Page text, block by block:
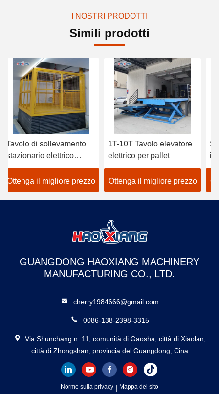
I NOSTRI PRODOTTI
Simili prodotti
sollevamento
elettrico
migliore prezzo
1T-10T Tavolo elevatore
elettrico per pallet
Ottenga il migliore prezzo
idraulico
idraulico
verticale
Ottenga il
GUANGDONG HAOXIANG MACHINERY
MANUFACTURING CO., LTD.
cherry1984666@gmail.com
0086-138-2398-3315
Via Shunchang n. 11, comunità di Gaosha, città di Xiaolan,
città di Zhongshan, provincia del Guangdong, Cina
Norme sulla privacy Mappa del sito